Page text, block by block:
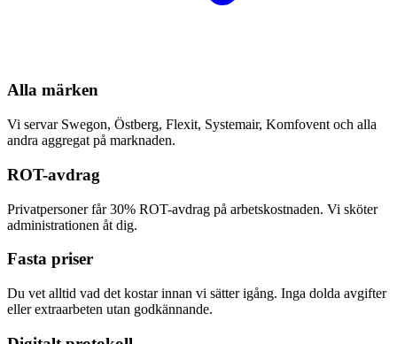
Alla märken
Vi servar Swegon, Östberg, Flexit, Systemair, Komfovent och alla
andra aggregat på marknaden.
ROT-avdrag
Privatpersoner får 30% ROT-avdrag på arbetskostnaden. Vi sköter
administrationen åt dig.
Fasta priser
Du vet alltid vad det kostar innan vi sätter igång. Inga dolda avgifter
eller extraarbeten utan godkännande.